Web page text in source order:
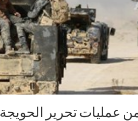
من عمليات تحرير الحويجة